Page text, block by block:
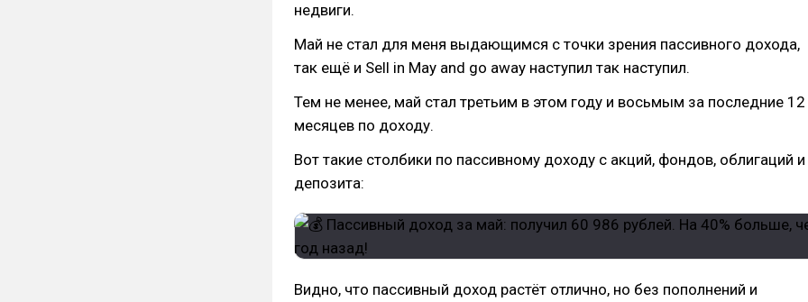
недвиги.
Май не стал для меня выдающимся с точки зрения пассивного дохода,
так ещё и Sell in May and go away наступил так наступил.
Тем не менее, май стал третьим в этом году и восьмым за последние 12
месяцев по доходу.
Вот такие столбики по пассивному доходу с акций, фондов, облигаций и
депозита:
Видно, что пассивный доход растёт отлично, но без пополнений и